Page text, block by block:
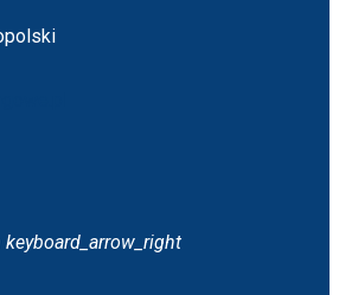
keyboard_arrow_right